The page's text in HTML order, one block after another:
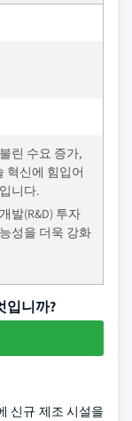
린 수요 증가,
혁신에 힘입어
니다.
발(R&D) 투자
성을 더욱 강화
입니까?
신규 제조 시설을